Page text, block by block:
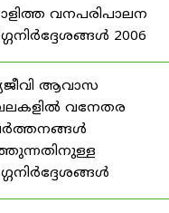
വനപരിപാലന
2006
ആവാസ
വനേതര